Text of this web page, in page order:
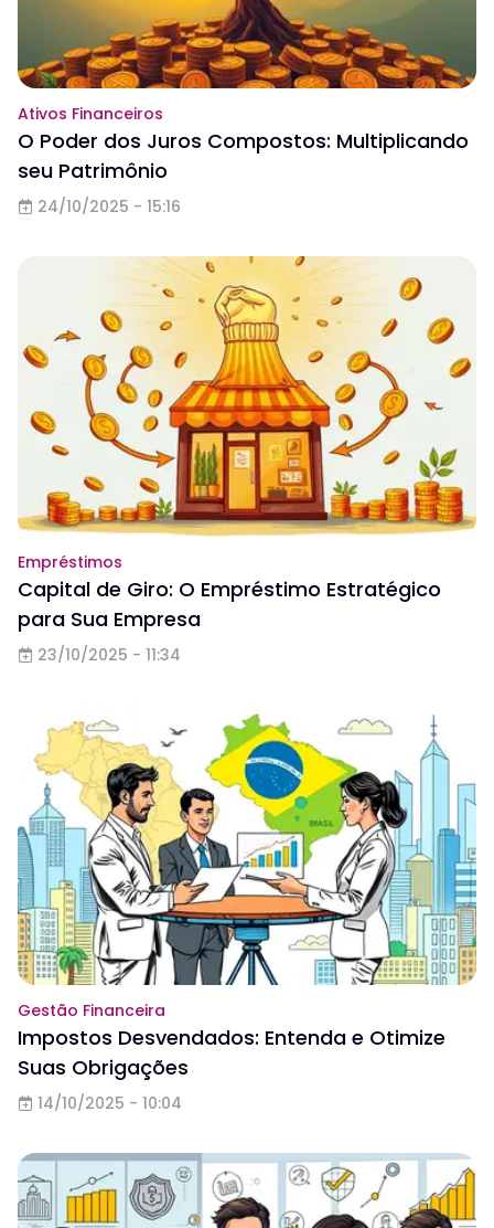
Ativos Financeiros
O Poder dos Juros Compostos: Multiplicando
seu Patrimônio
24/10/2025 - 15:16
Empréstimos
Capital de Giro: O Empréstimo Estratégico
para Sua Empresa
23/10/2025 - 11:34
Gestão Financeira
Impostos Desvendados: Entenda e Otimize
Suas Obrigações
14/10/2025 - 10:04